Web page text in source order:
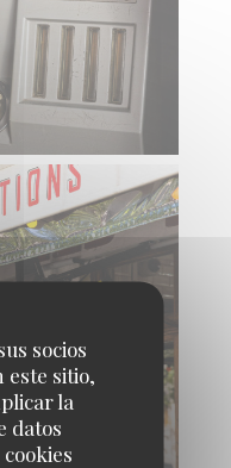
socios
este sitio,
la
datos